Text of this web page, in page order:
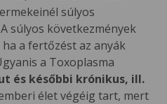
súlyos
súlyos következmények
a fertőzést az anyák
a Toxoplasma
és későbbi krónikus, ill.
élet végéig tart, mert